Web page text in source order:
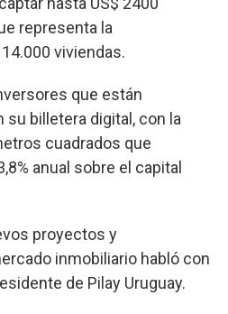
representa la
viviendas.
que están
su billetera digital, con la
cuadrados que
anual sobre el capital
proyectos y
inmobiliario habló con
de Pilay Uruguay.